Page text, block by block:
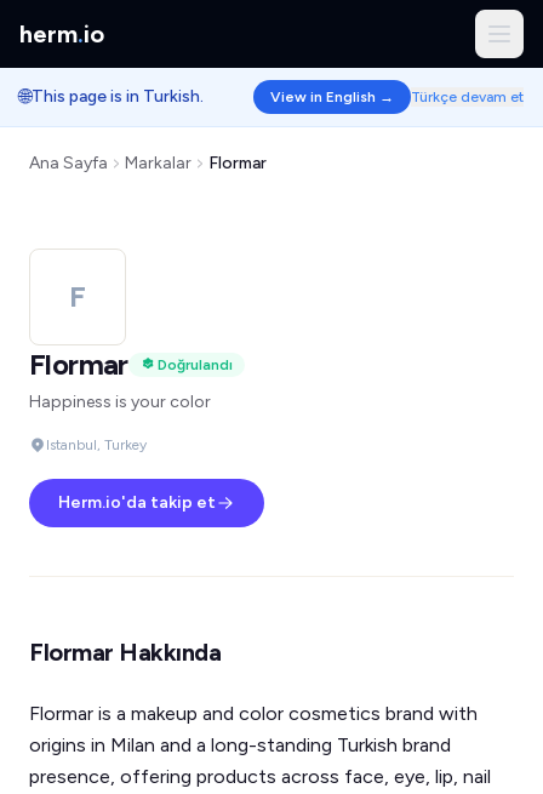
herm.io
🌐This page is in Turkish. View in English → Türkçe devam et
Ana Sayfa Markalar Flormar
F
Flormar
Doğrulandı
Happiness is your color
Istanbul, Turkey
Herm.io'da takip et
Flormar Hakkında
Flormar is a makeup and color cosmetics brand with
origins in Milan and a long-standing Turkish brand
presence, offering products across face, eye, lip, nail